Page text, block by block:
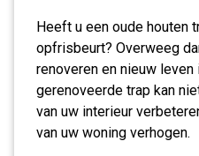
Heeft u een oude houten
opfrisbeurt? Overweeg
renoveren en nieuw leven
gerenoveerde trap kan
van uw interieur
van uw woning verhogen.